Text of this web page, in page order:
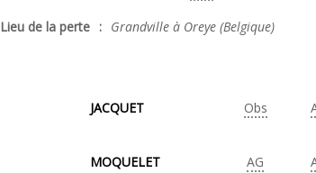
Lieu de la perte : Grandville à Oreye (Belgique)
JACQUET Obs
MOQUELET AG